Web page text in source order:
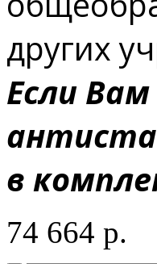
других
Если
в
74 664 р.